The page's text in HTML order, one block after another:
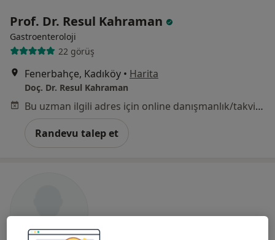
Prof. Dr. Resul Kahraman
Gastroenteroloji
22 görüş
Fenerbahçe, Kadıköy • Harita
Doç. Dr. Resul Kahraman
Bu uzman ilgili adres için online danışmanlık/takvim sunmuyor.
Randevu talep et